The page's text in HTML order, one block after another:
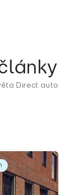
Direct auto